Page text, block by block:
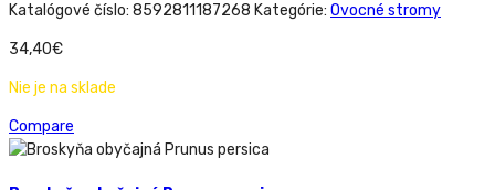
Katalógové číslo: 8592811187268 Kategórie: Ovocné stromy
34,40€
Nie je na sklade
Compare